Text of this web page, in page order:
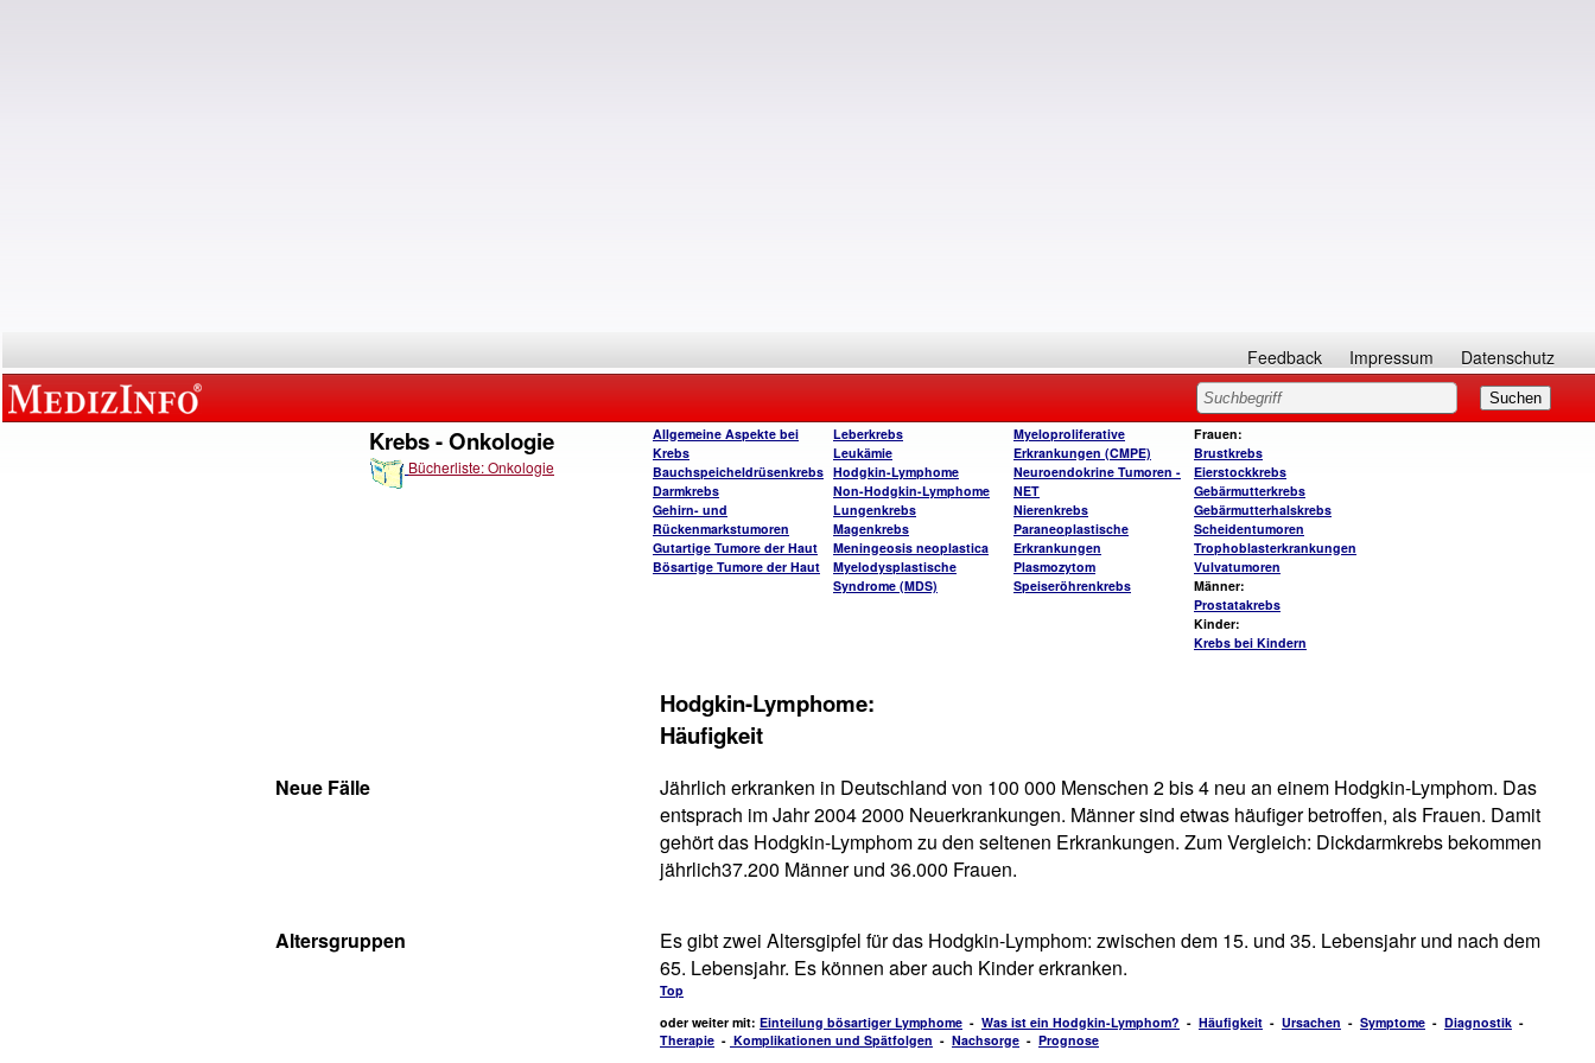
Feedback Impressum Datenschutz
Krebs - Onkologie
Bücherliste: Onkologie
Allgemeine Aspekte bei
Krebs
Bauchspeicheldrüsenkrebs
Darmkrebs
Gehirn- und
Rückenmarkstumoren
Gutartige Tumore der Haut
Bösartige Tumore der Haut
Leberkrebs
Leukämie
Hodgkin-Lymphome
Non-Hodgkin-Lymphome
Lungenkrebs
Magenkrebs
Meningeosis neoplastica
Myelodysplastische
Syndrome (MDS)
Myeloproliferative
Erkrankungen (CMPE)
Neuroendokrine Tumoren -
NET
Nierenkrebs
Paraneoplastische
Erkrankungen
Plasmozytom
Speiseröhrenkrebs
Frauen:
Brustkrebs
Eierstockkrebs
Gebärmutterkrebs
Gebärmutterhalskrebs
Scheidentumoren
Trophoblasterkrankungen
Vulvatumoren
Männer:
Prostatakrebs
Kinder:
Krebs bei Kindern
Hodgkin-Lymphome:
Häufigkeit
Neue Fälle
Jährlich erkranken in Deutschland von 100 000 Menschen 2 bis 4 neu an einem Hodgkin-Lymphom. Das
entsprach im Jahr 2004 2000 Neuerkrankungen. Männer sind etwas häufiger betroffen, als Frauen. Damit
gehört das Hodgkin-Lymphom zu den seltenen Erkrankungen. Zum Vergleich: Dickdarmkrebs bekommen
jährlich37.200 Männer und 36.000 Frauen.
Altersgruppen
Es gibt zwei Altersgipfel für das Hodgkin-Lymphom: zwischen dem 15. und 35. Lebensjahr und nach dem
65. Lebensjahr. Es können aber auch Kinder erkranken.
Top
oder weiter mit: Einteilung bösartiger Lymphome - Was ist ein Hodgkin-Lymphom? - Häufigkeit - Ursachen - Symptome - Diagnostik -
Therapie - Komplikationen und Spätfolgen - Nachsorge - Prognose